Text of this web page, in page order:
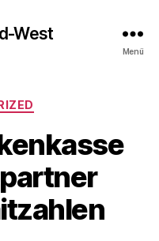
West
Menü